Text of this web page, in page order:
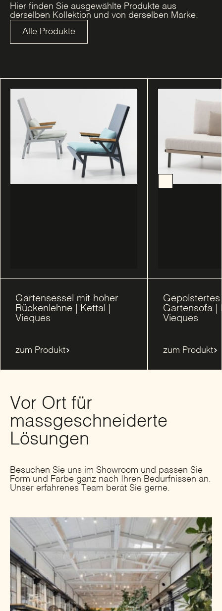
Hier finden Sie ausgewählte Produkte aus
derselben Kollektion und von derselben Marke.
Alle Produkte
Gartensessel mit hoher
Rückenlehne | Kettal |
Vieques
zum Produkt
Gartensofa |
Vieques
zum Produkt
Vor Ort für
massgeschneiderte
Lösungen
Besuchen Sie uns im Showroom und passen Sie
Form und Farbe ganz nach Ihren Bedürfnissen an.
Unser erfahrenes Team berät Sie gerne.